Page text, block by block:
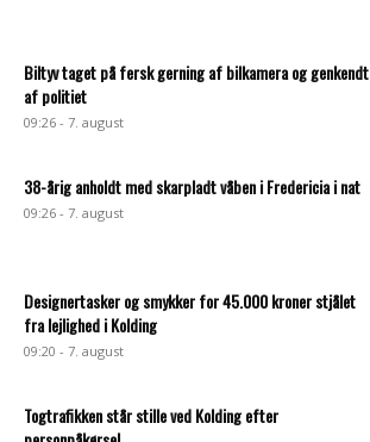
Biltyv taget på fersk gerning af bilkamera og genkendt
af politiet
09:26 - 7. august
38-årig anholdt med skarpladt våben i Fredericia i nat
09:26 - 7. august
Designertasker og smykker for 45.000 kroner stjålet
fra lejlighed i Kolding
09:20 - 7. august
Togtrafikken står stille ved Kolding efter